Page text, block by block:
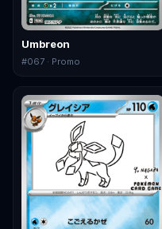
Umbreon
#067 · Promo